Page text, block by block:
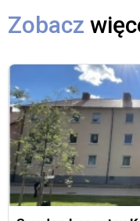
Zobacz